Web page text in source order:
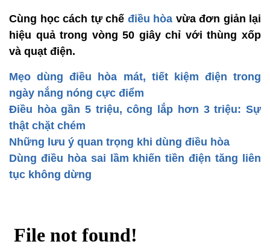
Cùng học cách tự chế điều hòa vừa đơn giản lại
hiệu quả trong vòng 50 giây chỉ với thùng xốp
và quạt điện.
Mẹo dùng điều hòa mát, tiết kiệm điện trong
ngày nắng nóng cực điểm
Điều hòa gần 5 triệu, công lắp hơn 3 triệu: Sự
thật chặt chém
Những lưu ý quan trọng khi dùng điều hòa
Dùng điều hòa sai lầm khiến tiền điện tăng liên
tục không dừng